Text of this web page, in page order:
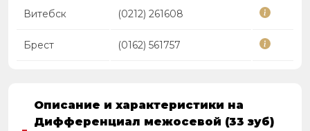
Витебск (0212) 261608
Брест (0162) 561757
Описание и характеристики на
Дифференциал межосевой (33 зуб)